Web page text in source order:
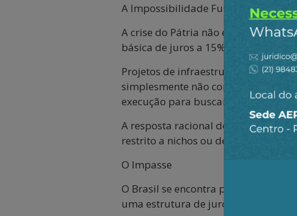
A Impossibilidade Fundamental
A crise do Pátria não é apenas
básica de juros a 15%, não existe
Projetos de infraestrutura, que
simplesmente não conseguem
execução para buscar retornos de
A resposta racional do capital é
restrito a nichos ou depende de
O Impasse
O Brasil se encontra preso em um
uma estrutura de juros que torna